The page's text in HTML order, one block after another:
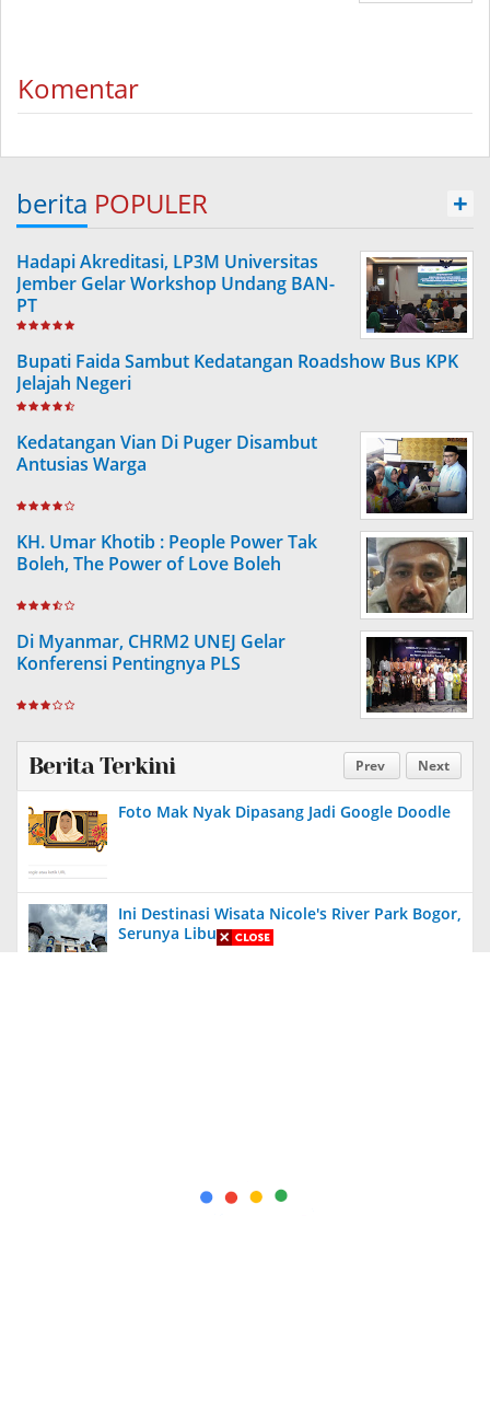
Komentar
berita POPULER +
Hadapi Akreditasi, LP3M Universitas
Jember Gelar Workshop Undang BAN-
PT
Bupati Faida Sambut Kedatangan Roadshow Bus KPK
Jelajah Negeri
Kedatangan Vian Di Puger Disambut
Antusias Warga
KH. Umar Khotib : People Power Tak
Boleh, The Power of Love Boleh
Di Myanmar, CHRM2 UNEJ Gelar
Konferensi Pentingnya PLS
Prev Next
Berita Terkini
Foto Mak Nyak Dipasang Jadi Google Doodle
Ini Destinasi Wisata Nicole's River Park Bogor,
Serunya Liburan